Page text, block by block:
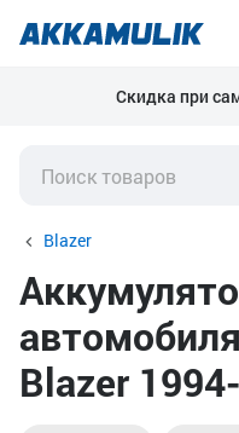
Скидка при
Blazer
Blazer